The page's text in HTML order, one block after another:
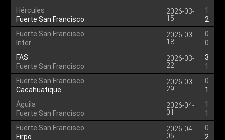
Hércules
Fuerte San Francisco
2026-03-
15
1
2
Fuerte San Francisco
Inter
2026-03-
18
0
0
FAS
Fuerte San Francisco
2026-03-
22
3
1
Fuerte San Francisco
Cacahuatique
2026-03-
29
0
1
Águila
Fuerte San Francisco
2026-04-
01
1
1
Fuerte San Francisco
Firpo
2026-04-
05
0
2